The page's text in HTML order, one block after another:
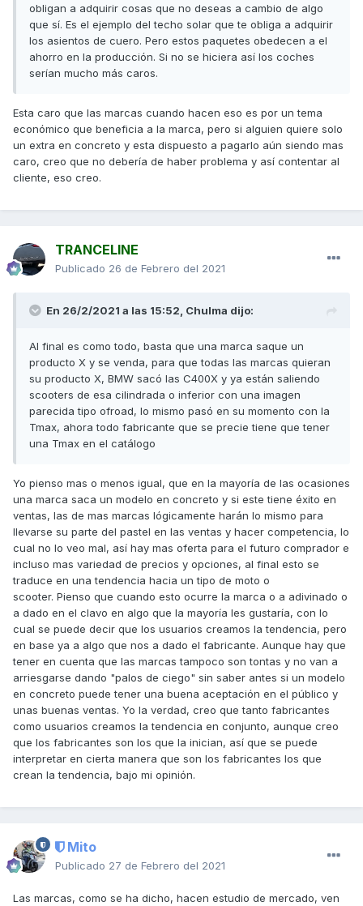
obligan a adquirir cosas que no deseas a cambio de algo
que sí. Es el ejemplo del techo solar que te obliga a adquirir
los asientos de cuero. Pero estos paquetes obedecen a el
ahorro en la producción. Si no se hiciera así los coches
serían mucho más caros.
Esta caro que las marcas cuando hacen eso es por un tema
económico que beneficia a la marca, pero si alguien quiere solo
un extra en concreto y esta dispuesto a pagarlo aún siendo mas
caro, creo que no debería de haber problema y así contentar al
cliente, eso creo.
TRANCELINE
Publicado 26 de Febrero del 2021
En 26/2/2021 a las 15:52, Chulma dijo:
Al final es como todo, basta que una marca saque un
producto X y se venda, para que todas las marcas quieran
su producto X, BMW sacó las C400X y ya están saliendo
scooters de esa cilindrada o inferior con una imagen
parecida tipo ofroad, lo mismo pasó en su momento con la
Tmax, ahora todo fabricante que se precie tiene que tener
una Tmax en el catálogo
Yo pienso mas o menos igual, que en la mayoría de las ocasiones
una marca saca un modelo en concreto y si este tiene éxito en
ventas, las de mas marcas lógicamente harán lo mismo para
llevarse su parte del pastel en las ventas y hacer competencia, lo
cual no lo veo mal, así hay mas oferta para el futuro comprador e
incluso mas variedad de precios y opciones, al final esto se
traduce en una tendencia hacia un tipo de moto o
scooter. Pienso que cuando esto ocurre la marca o a adivinado o
a dado en el clavo en algo que la mayoría les gustaría, con lo
cual se puede decir que los usuarios creamos la tendencia, pero
en base ya a algo que nos a dado el fabricante. Aunque hay que
tener en cuenta que las marcas tampoco son tontas y no van a
arriesgarse dando "palos de ciego" sin saber antes si un modelo
en concreto puede tener una buena aceptación en el público y
unas buenas ventas. Yo la verdad, creo que tanto fabricantes
como usuarios creamos la tendencia en conjunto, aunque creo
que los fabricantes son los que la inician, así que se puede
interpretar en cierta manera que son los fabricantes los que
crean la tendencia, bajo mi opinión.
Mito
Publicado 27 de Febrero del 2021
Las marcas, como se ha dicho, hacen estudio de mercado, ven